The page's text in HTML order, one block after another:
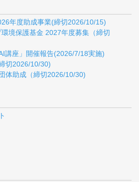
年度助成事業(締切2026/10/15)
境保護基金 2027年度募集（締切
講座」開催報告(2026/7/18実施)
切2026/10/30)
体助成（締切2026/10/30)